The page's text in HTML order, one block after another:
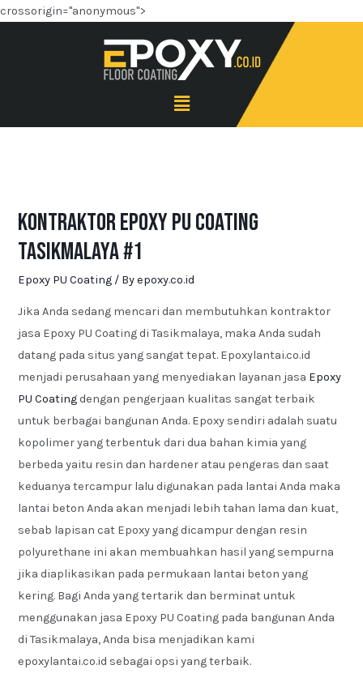
crossorigin="anonymous">
Kontraktor Epoxy PU Coating
Tasikmalaya #1
Epoxy PU Coating / Byepoxy.co.id
Jika Anda sedang mencari dan membutuhkan kontraktor
jasa Epoxy PU Coating di Tasikmalaya, maka Anda sudah
datang pada situs yang sangat tepat. Epoxylantai.co.id
menjadi perusahaan yang menyediakan layanan jasa Epoxy
PU Coatingdengan pengerjaan kualitas sangat terbaik
untuk berbagai bangunan Anda. Epoxy sendiri adalah suatu
kopolimer yang terbentuk dari dua bahan kimia yang
berbeda yaitu resin dan hardener atau pengeras dan saat
keduanya tercampur lalu digunakan pada lantai Anda maka
lantai beton Anda akan menjadi lebih tahan lama dan kuat,
sebab lapisan cat Epoxy yang dicampur dengan resin
polyurethane ini akan membuahkan hasil yang sempurna
jika diaplikasikan pada permukaan lantai beton yang
kering. Bagi Anda yang tertarik dan berminat untuk
menggunakan jasa Epoxy PU Coating pada bangunan Anda
di Tasikmalaya, Anda bisa menjadikan kami
epoxylantai.co.id sebagai opsi yang terbaik.